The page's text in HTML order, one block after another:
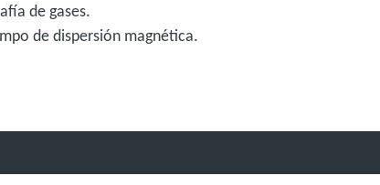
de gases.
de dispersión magnética.